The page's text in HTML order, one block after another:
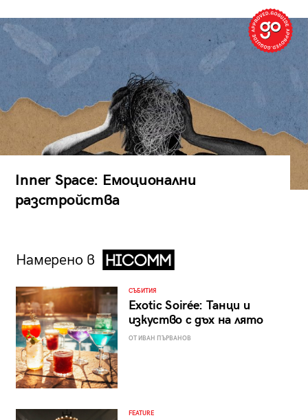
Inner Space: Емоционални
разстройства
Намерено в
СЪБИТИЯ
Exotic Soirée: Танци и
изкуство с дъх на лято
ОТ ИВАН ПЪРВАНОВ
FEATURE